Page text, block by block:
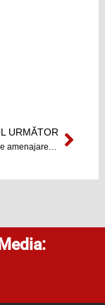
URMĂTOR
Olanda susţine amenajarea Someşului pentru navigaţieNext